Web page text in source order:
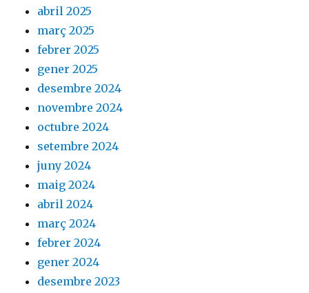
abril 2025
març 2025
febrer 2025
gener 2025
desembre 2024
novembre 2024
octubre 2024
setembre 2024
juny 2024
maig 2024
abril 2024
març 2024
febrer 2024
gener 2024
desembre 2023